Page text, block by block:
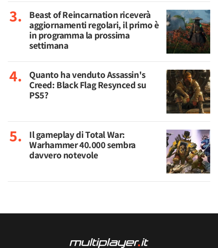
Beast of Reincarnation riceverà
aggiornamenti regolari, il primo è
in programma la prossima
settimana
Quanto ha venduto Assassin's
Creed: Black Flag Resynced su
PS5?
Il gameplay di Total War:
Warhammer 40.000 sembra
davvero notevole